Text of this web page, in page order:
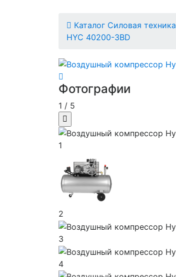
Каталог Силовая техника
HYC 40200-3BD
Фотографии
1 / 5
1
2
3
4